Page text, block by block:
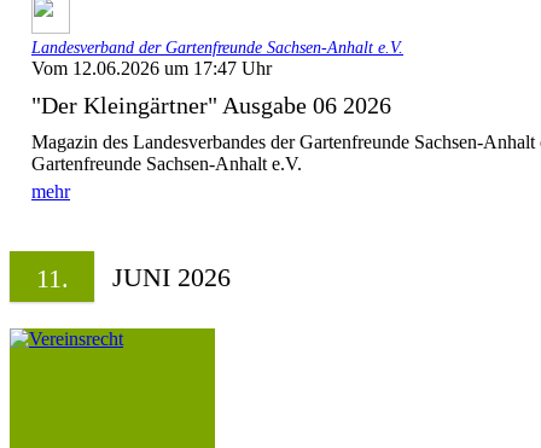
Landesverband der Gartenfreunde Sachsen-Anhalt e.V.
Vom 12.06.2026 um 17:47 Uhr
"Der Kleingärtner" Ausgabe 06 2026
Magazin des Landesverbandes der Gartenfreunde Sachsen-
Gartenfreunde Sachsen-Anhalt e.V.
mehr
11. JUNI 2026